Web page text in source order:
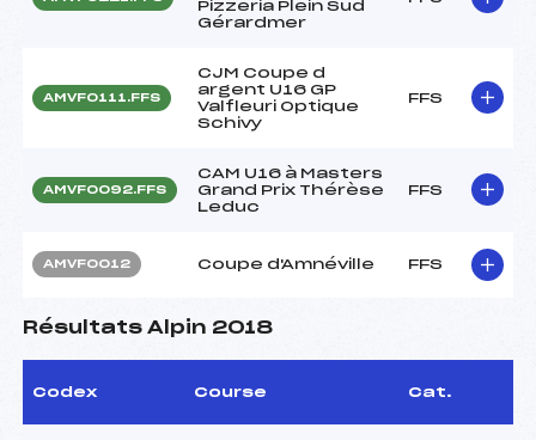
Pizzeria Plein Sud
Gérardmer
AMVF0111.FFS
CJM Coupe d
argent U16 GP
Valfleuri Optique
Schivy
FFS
AMVF0092.FFS
CAM U16 à Masters
Grand Prix Thérèse
Leduc
FFS
AMVF0012 Coupe d'Amnéville FFS
Résultats Alpin 2018
Codex Course Cat.